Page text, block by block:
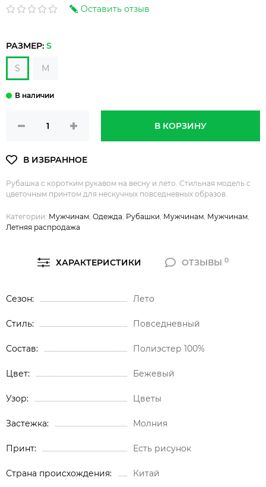
Оставить отзыв
РАЗМЕР: S
S M
В КОРЗИНУ
Рубашка с коротким рукавом на весну и лето. Стильная модель с
цветочным принтом для нескучных повседневных образов.
Категории: Мужчинам, Одежда, Рубашки, Мужчинам, Мужчинам,
Летняя распродажа
ХАРАКТЕРИСТИКИ ОТЗЫВЫ0
Сезон Лето
Стиль Повседневный
Состав Полиэстер 100%
Цвет Бежевый
Узор Цветы
Застежка Молния
Принт Есть рисунок
Страна происхождения Китай